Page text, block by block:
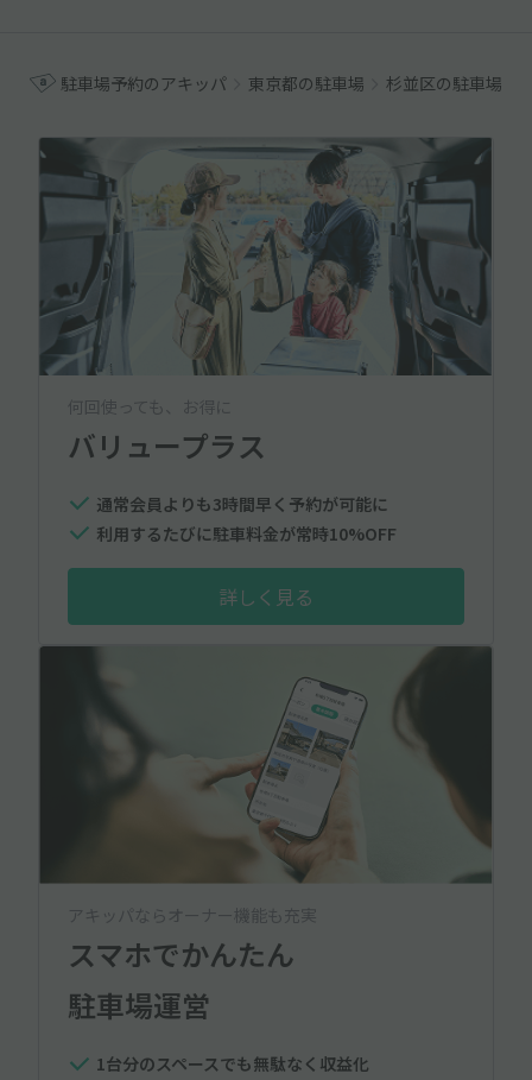
駐車場予約のアキッパ 東京都の駐車場 杉並区の駐車場
何回使っても、お得に
バリュープラス
通常会員よりも3時間早く予約が可能に
利用するたびに駐車料金が常時10%OFF
詳しく見る
アキッパならオーナー機能も充実
スマホでかんたん
駐車場運営
1台分のスペースでも無駄なく収益化